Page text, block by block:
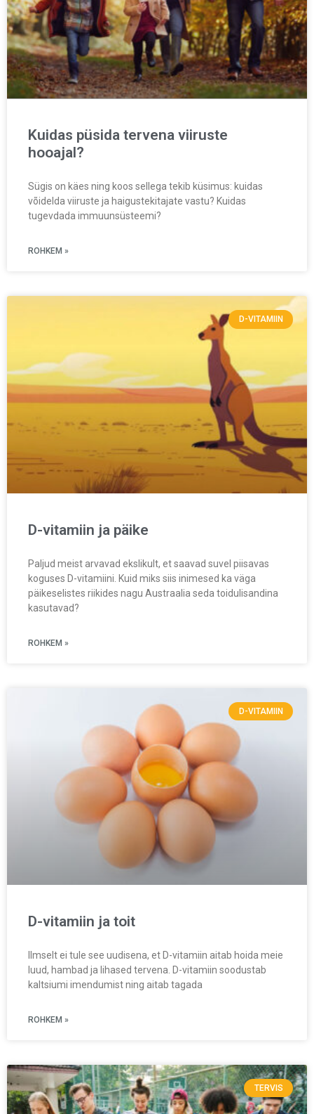
Kuidas püsida tervena viiruste
hooajal?
Sügis on käes ning koos sellega tekib küsimus: kuidas
võidelda viiruste ja haigustekitajate vastu? Kuidas
tugevdada immuunsüsteemi?
ROHKEM »
D-VITAMIIN
D-vitamiin ja päike
Paljud meist arvavad ekslikult, et saavad suvel piisavas
koguses D-vitamiini. Kuid miks siis inimesed ka väga
päikeselistes riikides nagu Austraalia seda toidulisandina
kasutavad?
ROHKEM »
D-VITAMIIN
D-vitamiin ja toit
Ilmselt ei tule see uudisena, et D-vitamiin aitab hoida meie
luud, hambad ja lihased tervena. D-vitamiin soodustab
kaltsiumi imendumist ning aitab tagada
ROHKEM »
TERVIS